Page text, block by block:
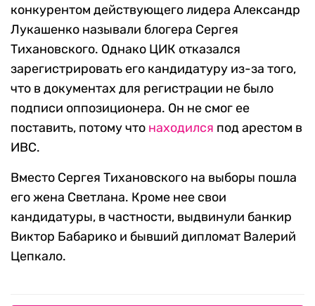
конкурентом действующего лидера Александр
Лукашенко называли блогера Сергея
Тихановского. Однако ЦИК отказался
зарегистрировать его кандидатуру из-за того,
что в документах для регистрации не было
подписи оппозиционера. Он не смог ее
поставить, потому что находился под арестом в
ИВС.
Вместо Сергея Тихановского на выборы пошла
его жена Светлана. Кроме нее свои
кандидатуры, в частности, выдвинули банкир
Виктор Бабарико и бывший дипломат Валерий
Цепкало.